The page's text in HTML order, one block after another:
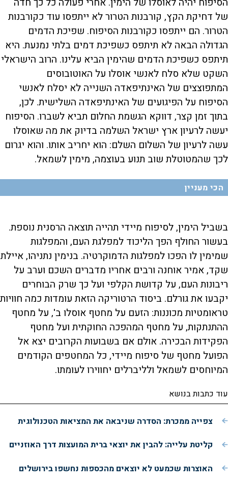
של דחיקת הקץ, קורבנות הטרור לא ייתפסו עוד כקורבנות
הטרור. הם ייתפסו כקורבנות הסיפוח. שפיכת הדמים
הגדולה הבאה לא תיתפס כשפיכת דמים בלתי נמנעת. היא
תיתפס כשפיכת הדמים שהימין הביא עלינו. הרוב הישראלי
השקט שלא סלח לאנשי אוסלו על האוטובוסים
המתפוצצים של האינתיפאדה השנייה לא יסלח לאנשי
הסיפוח על הפיגועים של האינתיפאדה השלישית. לכן,
בתוך זמן קצר, דווקא הגשמת החלום תביא לשברו. הסיפוח
יעשה לרעיון ארץ ישראל השלמה בדיוק את מה שאוסלו
עשה לרעיון של השלום השלם: הוא יחריב אותו. והוא יגרום
לכך שהמטוטלת שוב תנוע בעוצמה, מימין לשמאל.
הכי מעניין
בשביל הימין, לסיפוח מיידי תהייה תוצאה הרסנית נוספת.
בעשור החולף הפך הליכוד למפלגת העם, והמפלגות
שמימין לו הפכו למפלגות הדמוקרטיה. בנימין נתניהו, איילת
שקד, אמיר אוחנה ורבים אחריו מדברים השכם וערב על
ריבונות העם, על קדושת הקלפי ועל כך שרק הבוחרים
יקבעו את גורלם. ביסוד הרטוריקה הזאת עומדות כמה חוויות
טראומטיות מכוננות: הזעם על מחטף אוסלו ב', על מחטף
ההתנתקות, על מחטף המהפכה החוקתית ועל מחטף
הפקידות הבכירה. אולם אם בשבועות הקרובים יצא אל
הפועל מחטף של סיפוח מיידי, כל המחטפים הקודמים
המיוחסים לשמאל ולליברלים יחווירו לעומתו.
עוד כתבות בנושא
צפייה ממכרת: הסדרה שניבאה את המציאות הטכנולוגית
קליטת עלייה: להבין את יוצאי ברית המועצות דרך האוזניים
האוצרות שכמעט לא יוצאים מהכספות נחשפו בירושלים